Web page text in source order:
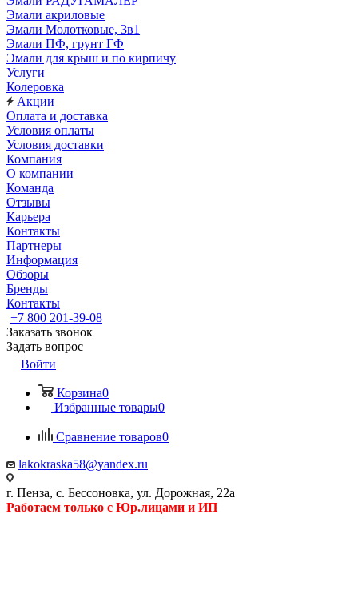
Эмали акриловые
Эмали Молотковые, 3в1
Эмали ПФ, грунт ГФ
Эмали для крыш и по кирпичу
Услуги
Колеровка
Акции
Оплата и доставка
Условия оплаты
Условия доставки
Компания
О компании
Команда
Отзывы
Карьера
Контакты
Партнеры
Информация
Обзоры
Бренды
Контакты
+7 800 201-39-08
Заказать звонок
Задать вопрос
Войти
Корзина0
Избранные товары0
Сравнение товаров0
lakokraska58@yandex.ru
г. Пенза, с. Бессоновка, ул. Дорожная, 22а
Работаем только с Юр.лицами и ИП